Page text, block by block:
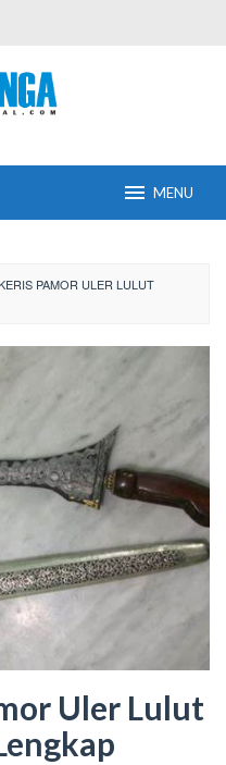
MENU
PAMOR ULER LULUT
Uler Lulut